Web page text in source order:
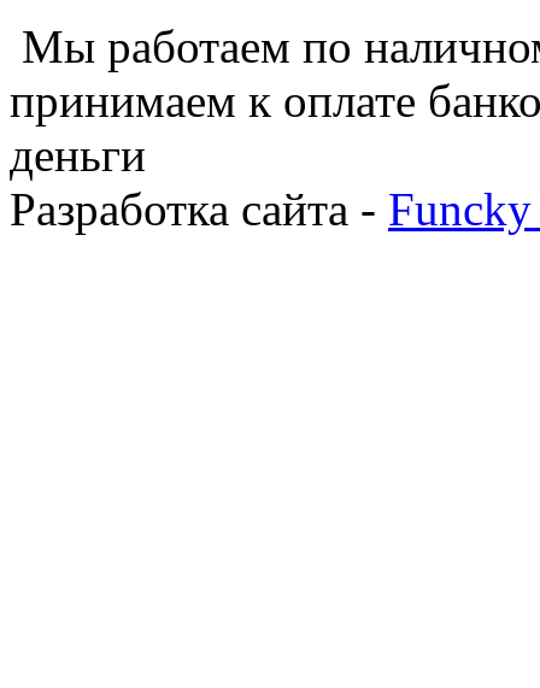
Мы работаем по
принимаем к оплате
деньги
Разработка сайта -